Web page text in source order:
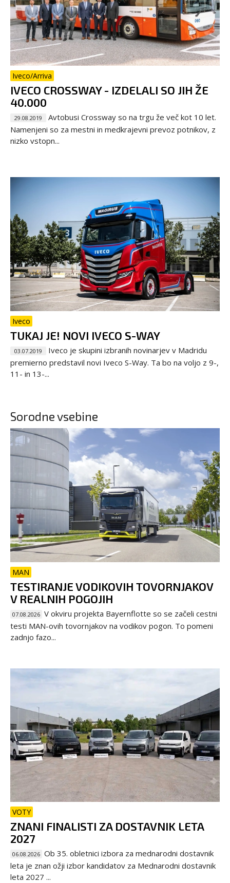
Iveco/Arriva
IVECO CROSSWAY - IZDELALI SO JIH ŽE
40.000
29.08.2019
Avtobusi Crossway so na trgu že več kot 10 let.
Namenjeni so za mestni in medkrajevni prevoz potnikov, z
nizko vstopn...
Iveco
TUKAJ JE! NOVI IVECO S-WAY
03.07.2019
Iveco je skupini izbranih novinarjev v Madridu
premierno predstavil novi Iveco S-Way. Ta bo na voljo z 9-,
11- in 13-...
Sorodne vsebine
MAN
TESTIRANJE VODIKOVIH TOVORNJAKOV
V REALNIH POGOJIH
07.08.2026 V okviru projekta Bayernflotte so se začeli cestni
testi MAN-ovih tovornjakov na vodikov pogon. To pomeni
zadnjo fazo...
VOTY
ZNANI FINALISTI ZA DOSTAVNIK LETA
2027
06.08.2026 Ob 35. obletnici izbora za mednarodni dostavnik
leta je znan ožji izbor kandidatov za Mednarodni dostavnik
leta 2027 ...